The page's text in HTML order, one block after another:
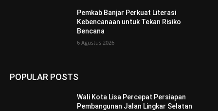
Pemkab Banjar Perkuat Literasi
Kebencanaan untuk Tekan Risiko
Bencana
6 Agustus 2026
POPULAR POSTS
Wali Kota Lisa Percepat Persiapan
Pembangunan Jalan Lingkar Selatan